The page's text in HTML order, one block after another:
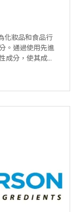
化妝品和食品行
。通過使用先進
成分，使其成...